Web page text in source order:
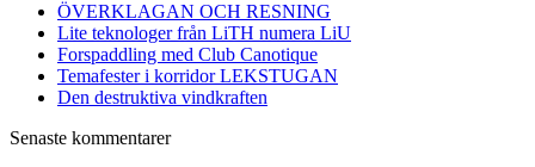
ÖVERKLAGAN OCH RESNING
Lite teknologer från LiTH numera LiU
Forspaddling med Club Canotique
Temafester i korridor LEKSTUGAN
Den destruktiva vindkraften
Senaste kommentarer